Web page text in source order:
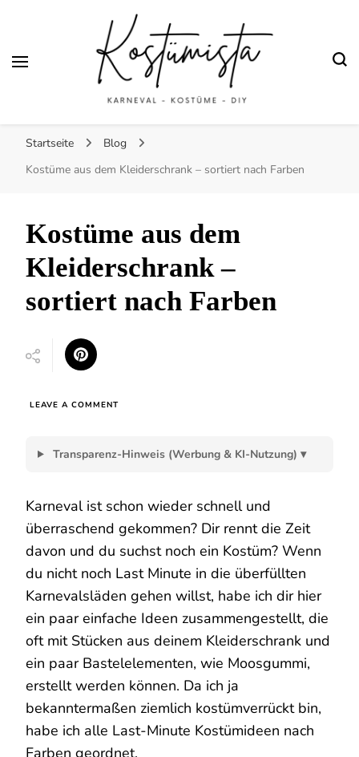
Halloween
Kostümista- DIY
Kostüminspiration für
Halloween
Startseite
Blog
Kostüme aus dem Kleiderschrank – sortiert nach Farben
Kostüme aus dem
Kleiderschrank –
sortiert nach Farben
LEAVE A COMMENTON
DEM
KLEIDERSCHRANK
NACH
Transparenz-Hinweis (Werbung & KI-Nutzung) ▾
Karneval ist schon wieder schnell und
überraschend gekommen? Dir rennt die Zeit
davon und du suchst noch ein Kostüm? Wenn
du nicht noch Last Minute in die überfüllten
Karnevalsläden gehen willst, habe ich dir hier
ein paar einfache Ideen zusammengestellt, die
oft mit Stücken aus deinem Kleiderschrank und
ein paar Bastelelementen, wie Moosgummi,
erstellt werden können. Da ich ja
bekanntermaßen ziemlich kostümverrückt bin,
habe ich alle Last-Minute Kostümideen nach
Farben geordnet.